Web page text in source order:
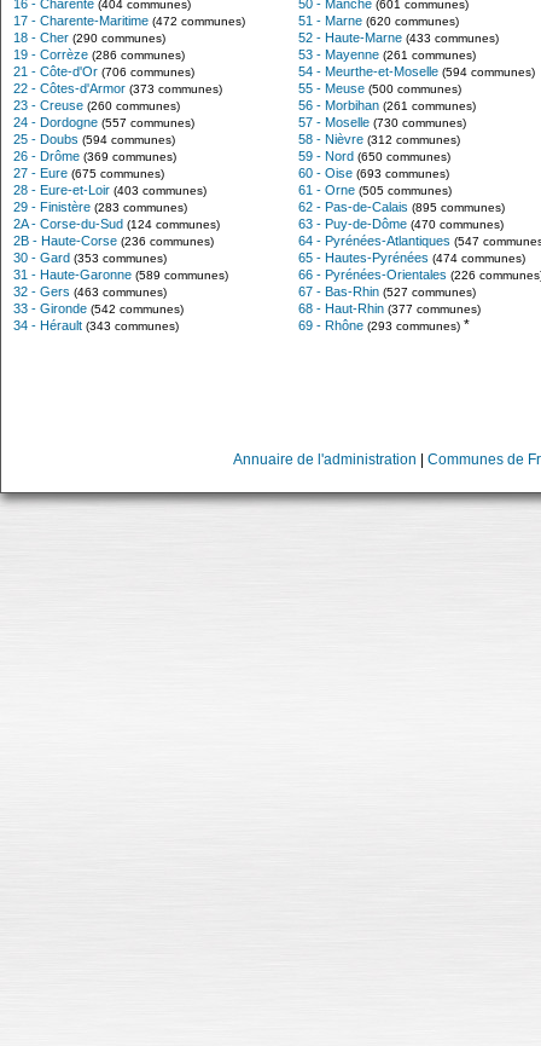
16 - Charente (404 communes)
17 - Charente-Maritime (472 communes)
18 - Cher (290 communes)
19 - Corrèze (286 communes)
21 - Côte-d'Or (706 communes)
22 - Côtes-d'Armor (373 communes)
23 - Creuse (260 communes)
24 - Dordogne (557 communes)
25 - Doubs (594 communes)
26 - Drôme (369 communes)
27 - Eure (675 communes)
28 - Eure-et-Loir (403 communes)
29 - Finistère (283 communes)
2A - Corse-du-Sud (124 communes)
2B - Haute-Corse (236 communes)
30 - Gard (353 communes)
31 - Haute-Garonne (589 communes)
32 - Gers (463 communes)
33 - Gironde (542 communes)
34 - Hérault (343 communes)
50 - Manche (601 communes)
51 - Marne (620 communes)
52 - Haute-Marne (433 communes)
53 - Mayenne (261 communes)
54 - Meurthe-et-Moselle (594 communes)
55 - Meuse (500 communes)
56 - Morbihan (261 communes)
57 - Moselle (730 communes)
58 - Nièvre (312 communes)
59 - Nord (650 communes)
60 - Oise (693 communes)
61 - Orne (505 communes)
62 - Pas-de-Calais (895 communes)
63 - Puy-de-Dôme (470 communes)
64 - Pyrénées-Atlantiques (547
65 - Hautes-Pyrénées (474 communes)
66 - Pyrénées-Orientales (226
67 - Bas-Rhin (527 communes)
68 - Haut-Rhin (377 communes)
69 - Rhône (293 communes) *
Annuaire de l'administration Communes de